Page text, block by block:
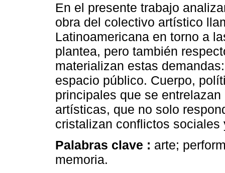
En el presente trabajo
obra del colectivo artístico
Latinoamericana en torno a
plantea, pero también
materializan estas
espacio público. Cuerpo,
principales que se
artísticas, que no solo
cristalizan conflictos sociales
Palabras clave : arte;
memoria.